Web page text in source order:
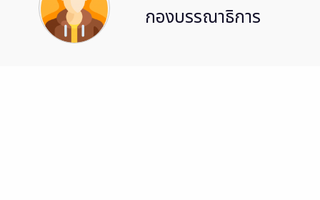
กองบรรณาธิการ